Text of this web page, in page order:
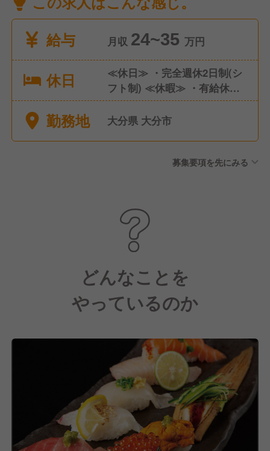
給与
月収 24~35 万円
休日
≪休日≫ ・完全週休2日制(シ
フト制) ≪休暇≫ ・有給休暇
・慶弔休暇 年間休日108日 社
会保険完備（雇用・労災・健
勤務地 大分県 大分市
募集要項を先にみる
どんなことを
やっているのか